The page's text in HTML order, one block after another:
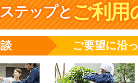
テップとご利用
ご要望に沿